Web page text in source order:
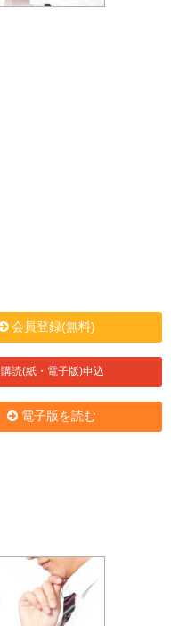
会員登録(無料)
購読(紙・電子版)申込
電子版を読む